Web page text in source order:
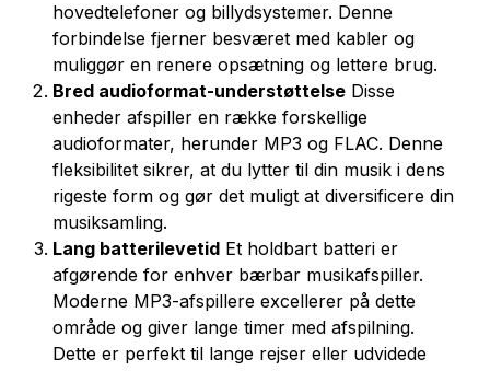
hovedtelefoner og billydsystemer. Denne
forbindelse fjerner besværet med kabler og
muliggør en renere opsætning og lettere brug.
Bred audioformat-understøttelse Disse
enheder afspiller en række forskellige
audioformater, herunder MP3 og FLAC. Denne
fleksibilitet sikrer, at du lytter til din musik i dens
rigeste form og gør det muligt at diversificere din
musiksamling.
Lang batterilevetid Et holdbart batteri er
afgørende for enhver bærbar musikafspiller.
Moderne MP3-afspillere excellerer på dette
område og giver lange timer med afspilning.
Dette er perfekt til lange rejser eller udvidede